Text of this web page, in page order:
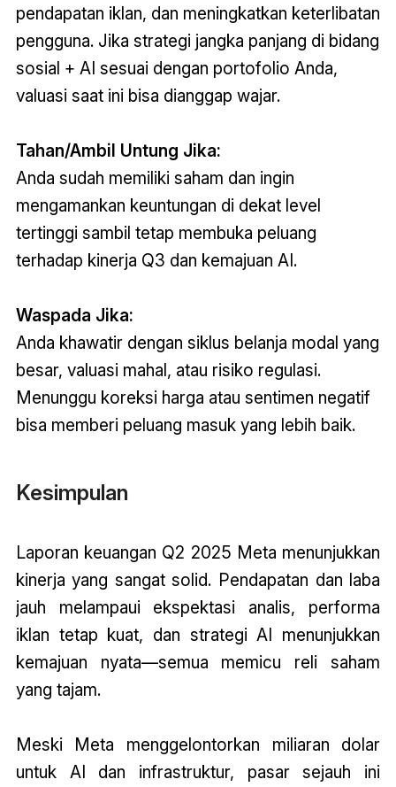
pendapatan iklan, dan meningkatkan keterlibatan
pengguna. Jika strategi jangka panjang di bidang
sosial + AI sesuai dengan portofolio Anda,
valuasi saat ini bisa dianggap wajar.
Tahan/Ambil Untung Jika:
Anda sudah memiliki saham dan ingin
mengamankan keuntungan di dekat level
tertinggi sambil tetap membuka peluang
terhadap kinerja Q3 dan kemajuan AI.
Waspada Jika:
Anda khawatir dengan siklus belanja modal yang
besar, valuasi mahal, atau risiko regulasi.
Menunggu koreksi harga atau sentimen negatif
bisa memberi peluang masuk yang lebih baik.
Kesimpulan
Laporan keuangan Q2 2025 Meta menunjukkan
kinerja yang sangat solid. Pendapatan dan laba
jauh melampaui ekspektasi analis, performa
iklan tetap kuat, dan strategi AI menunjukkan
kemajuan nyata—semua memicu reli saham
yang tajam.
Meski Meta menggelontorkan miliaran dolar
untuk AI dan infrastruktur, pasar sejauh ini